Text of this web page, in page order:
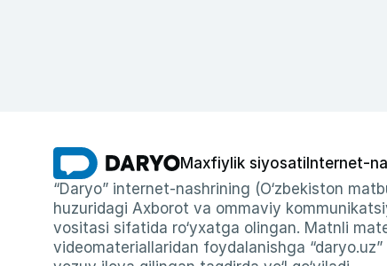
Maxfiylik siyosati Internet-
“Daryo” internet-nashrining (O‘zbekiston
huzuridagi Axborot va ommaviy
vositasi sifatida ro‘yxatga olingan. Matnli
videomateriallaridan foydalanishga